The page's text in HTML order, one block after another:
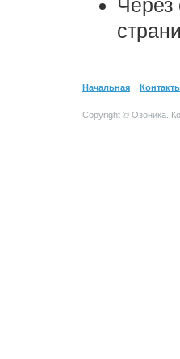
Через
Начальная |
Copyright © Озоника.